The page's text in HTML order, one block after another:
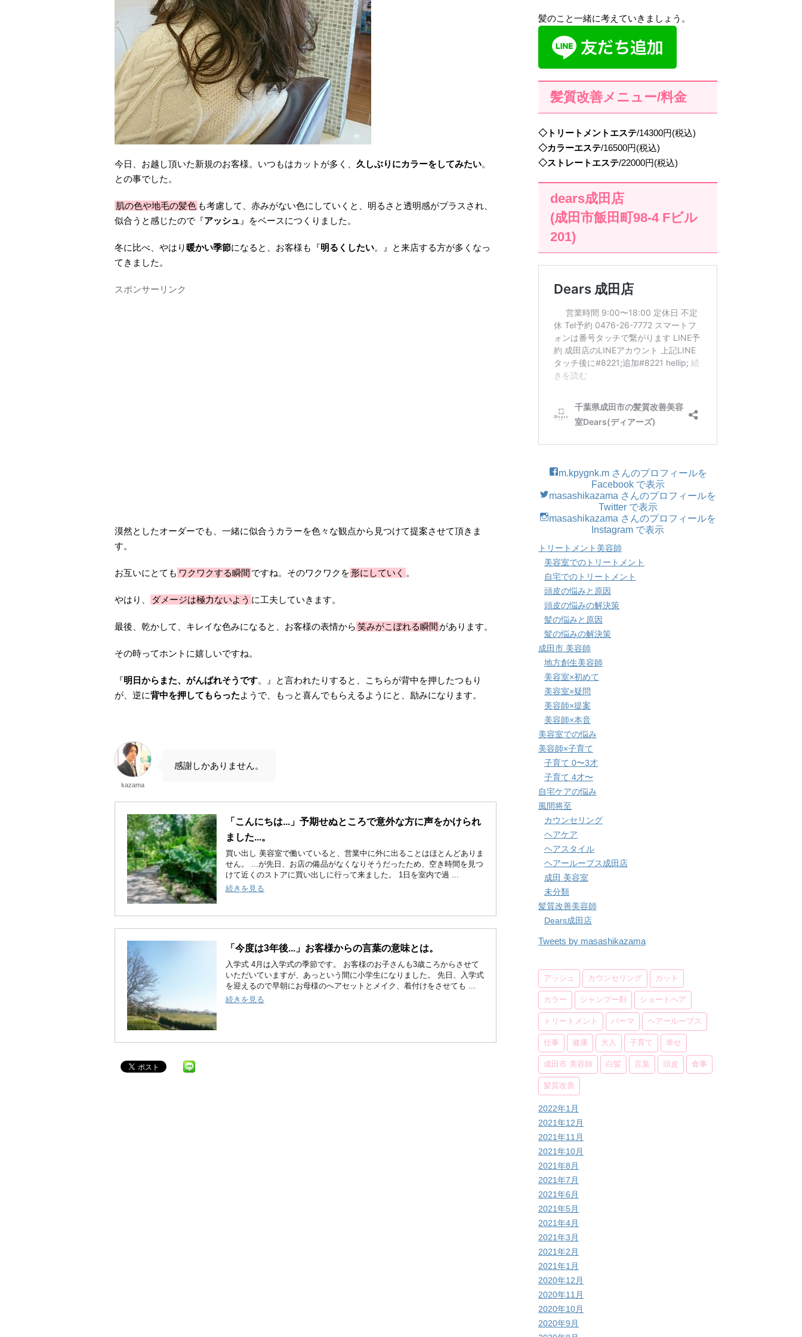
今日、お越し頂いた新規のお客様。いつもはカットが多く、 久しぶりにカラーをしてみたい。
との事でした。
肌の色や地毛の髪色 も考慮して、赤みがない色にしていくと、明るさと透明感がプラスされ、
似合うと感じたので『アッシュ 』をベースにつくりました。
冬に比べ、やはり 暖かい季節になると、お客様も『明るくしたい。』と来店する方が多くなっ
てきました。
スポンサーリンク
漠然としたオーダーでも、一緒に似合うカラーを色々な観点から見つけて提案させて頂きま
す。
お互いにとても ワクワクする瞬間 ですね。そのワクワクを形にしていく 。
やはり、 ダメージは極力ないよう に工夫していきます。
最後、乾かして、キレイな色みになると、お客様の表情から 笑みがこぼれる瞬間 があります。
その時ってホントに嬉しいですね。
『明日からまた、がんばれそうです。』と言われたりすると、こちらが背中を押したつもり
が、逆に背中を押してもらったようで、もっと喜んでもらえるようにと、励みになります。
kazama
感謝しかありません。
「こんにちは...」予期せぬところで意外な方に声をかけられ
ました...。
買い出し 美容室で働いていると、営業中に外に出ることはほとんどありま
せん。 ...が先日、お店の備品がなくなりそうだったため、空き時間を見つ
けて近くのストアに買い出しに行って来ました。 1日を室内で過 ...
続きを見る
「今度は3年後...」お客様からの言葉の意味とは。
入学式 4月は入学式の季節です。 お客様のお子さんも3歳ころからさせて
いただいていますが、あっという間に小学生になりました。 先日、入学式
を迎えるので早朝にお母様のへアセットとメイク、着付けをさせても ...
続きを見る
髪のこと一緒に考えていきましょう。
髪質改善メニュー/料金
◇トリートメントエステ/14300円(税込)
◇カラーエステ/16500円(税込)
◇ストレートエステ/22000円(税込)
dears成田店
(成田市飯田町98-4 Fビル
201)
m.kpygnk.m さんのプロフィールを
Facebook で表示
masashikazama さんのプロフィールを
Twitter で表示
masashikazama さんのプロフィールを
Instagram で表示
トリートメント美容師
美容室でのトリートメント
自宅でのトリートメント
頭皮の悩みと原因
頭皮の悩みの解決策
髪の悩みと原因
髪の悩みの解決策
成田市 美容師
地方創生美容師
美容室×初めて
美容室×疑問
美容師×提案
美容師×本音
美容室での悩み
美容師×子育て
子育て 0〜3才
子育て 4才〜
自宅ケアの悩み
風間将至
カウンセリング
ヘアケア
ヘアスタイル
ヘアーループス成田店
成田 美容室
未分類
髪質改善美容師
Dears成田店
Tweets by masashikazama
アッシュ カウンセリング カット
カラー シャンプー剤 ショートヘア
トリートメント パーマ ヘアーループス
仕事 健康 大人 子育て 幸せ
成田市 美容師 白髪 言葉 頭皮 食事
髪質改善
2022年1月
2021年12月
2021年11月
2021年10月
2021年8月
2021年7月
2021年6月
2021年5月
2021年4月
2021年3月
2021年2月
2021年1月
2020年12月
2020年11月
2020年10月
2020年9月